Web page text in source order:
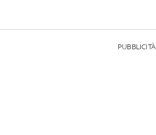
PUBBLICITÀ